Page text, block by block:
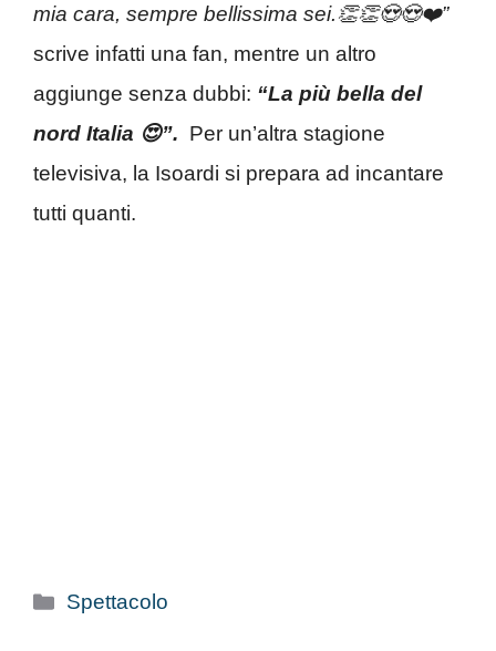
mia cara, sempre bellissima sei.👏👏😍😍❤️”
scrive infatti una fan, mentre un altro
aggiunge senza dubbi: “La più bella del
nord Italia 😍”. Per un’altra stagione
televisiva, la Isoardi si prepara ad incantare
tutti quanti.
Categorie
Spettacolo